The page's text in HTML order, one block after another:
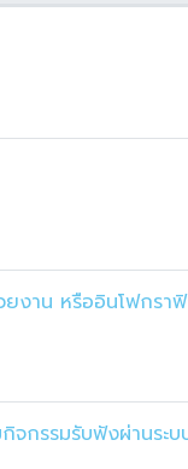
ยงาน หรืออินโฟกร
จกรรมรับฟังผ่านระ